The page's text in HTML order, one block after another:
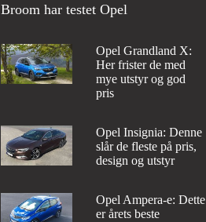
Broom har testet Opel
Opel Grandland X:
Her frister de med
mye utstyr og god
pris
Opel Insignia: Denne
slår de fleste på pris,
design og utstyr
Opel Ampera-e: Dette
er årets beste